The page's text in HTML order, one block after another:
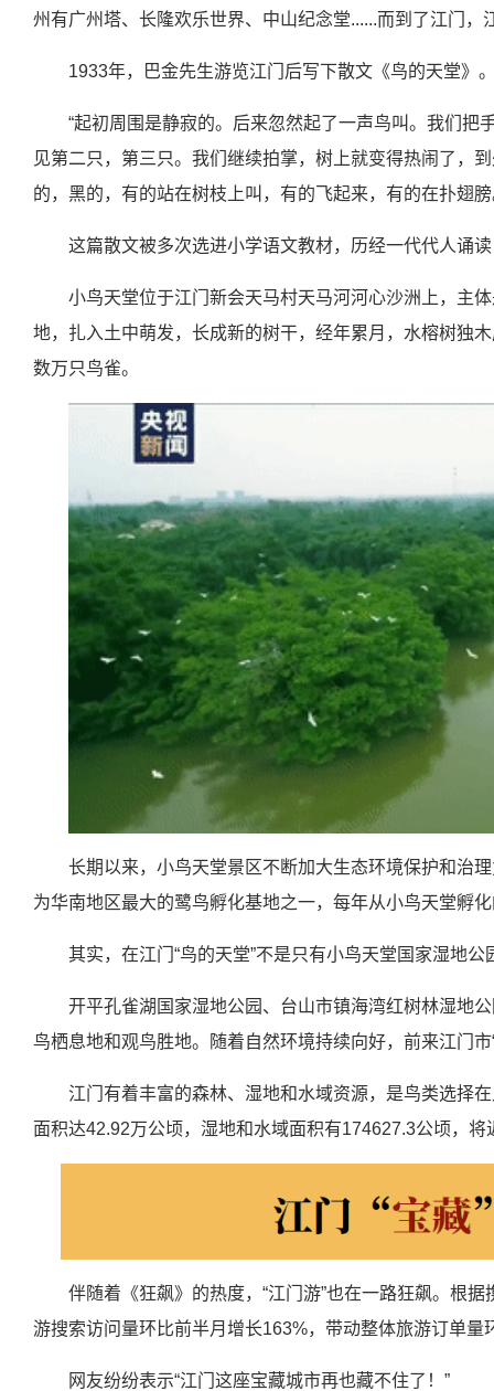
州有广州塔、长隆欢乐世界、中山纪念堂......而到了江门
1933年，巴金先生游览江门后写下散文《鸟的天堂》
“起初周围是静寂的。后来忽然起了一声鸟叫。我们把
见第二只，第三只。我们继续拍掌，树上就变得热闹了，
的，黑的，有的站在树枝上叫，有的飞起来，有的在扑翅
这篇散文被多次选进小学语文教材，历经一代代人诵
小鸟天堂位于江门新会天马村天马河河心沙洲上，主
地，扎入土中萌发，长成新的树干，经年累月，水榕树独
数万只鸟雀。
长期以来，小鸟天堂景区不断加大生态环境保护和治
为华南地区最大的鹭鸟孵化基地之一，每年从小鸟天堂孵
其实，在江门“鸟的天堂”不是只有小鸟天堂国家湿地公
开平孔雀湖国家湿地公园、台山市镇海湾红树林湿地
鸟栖息地和观鸟胜地。随着自然环境持续向好，前来江门
江门有着丰富的森林、湿地和水域资源，是鸟类选择
面积达42.92万公顷，湿地和水域面积有174627.3公顷，
伴随着《狂飙》的热度，“江门游”也在一路狂飙。根
游搜索访问量环比前半月增长163%，带动整体旅游订单量
网友纷纷表示“江门这座宝藏城市再也藏不住了！”